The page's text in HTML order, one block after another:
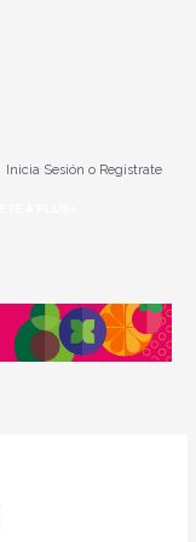
Inicia Sesión o Registrate